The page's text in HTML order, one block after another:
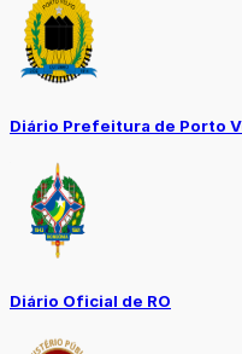
Diário Prefeitura de Porto
Diário Oficial de RO